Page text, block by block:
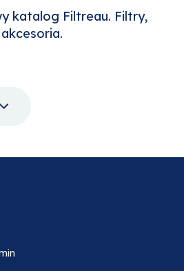
katalog Filtreau. Filtry,